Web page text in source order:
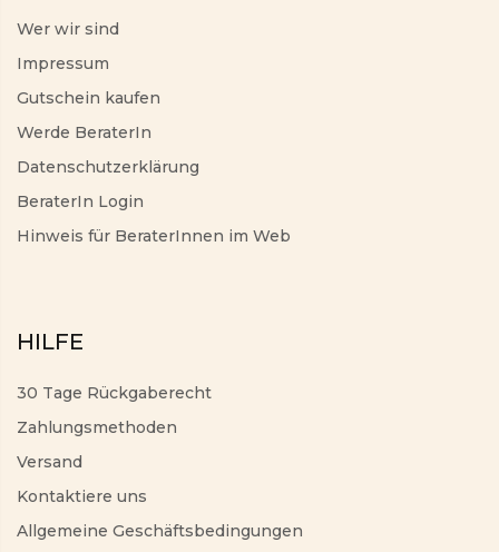
Wer wir sind
Impressum
Gutschein kaufen
Werde BeraterIn
Datenschutzerklärung
BeraterIn Login
Hinweis für BeraterInnen im Web
HILFE
30 Tage Rückgaberecht
Zahlungsmethoden
Versand
Kontaktiere uns
Allgemeine Geschäftsbedingungen